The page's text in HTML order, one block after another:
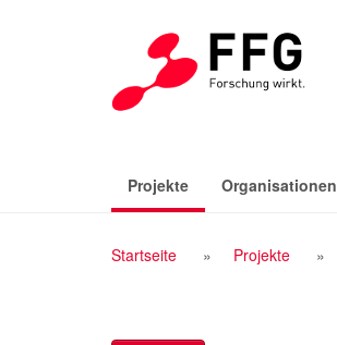
Projekte(aktiv)Organisationen
Breadcrumb
Startseite Projekte